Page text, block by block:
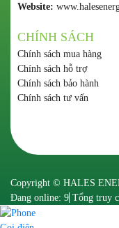
Website:
CHÍNH SÁCH
Chính sách mua hàng
Chính sách hỗ trợ
Chính sách bảo hành
Chính sách tư vấn
Copyright © HALES
Đang online: 9 Tổng truy